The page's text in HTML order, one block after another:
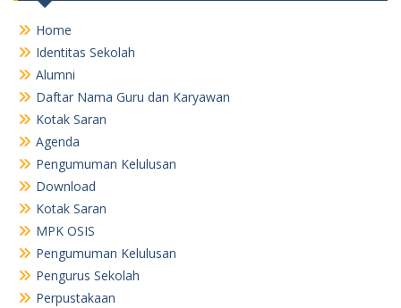
Home
Identitas Sekolah
Alumni
Daftar Nama Guru dan Karyawan
Kotak Saran
Agenda
Pengumuman Kelulusan
Download
Kotak Saran
MPK OSIS
Pengumuman Kelulusan
Pengurus Sekolah
Perpustakaan